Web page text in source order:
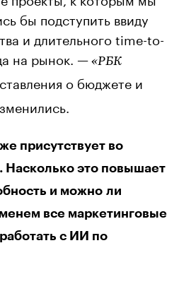
бы подступить ввиду
и длительного time-to-
на рынок. — «РБК
о бюджете и
присутствует во
Насколько это повышает
и можно ли
все маркетинговые
с ИИ по